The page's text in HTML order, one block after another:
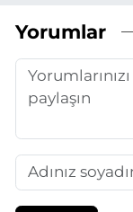
Yorumlar